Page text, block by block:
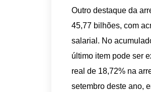
Outro destaque da
45,77 bilhões, com
salarial. No
último item pode ser
real de 18,72% na
setembro deste ano,